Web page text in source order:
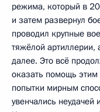
режима, который в
и затем развернул
проводил крупные
тяжёлой артиллерии,
далее. Это всё
оказать помощь
попытки мирным
увенчались